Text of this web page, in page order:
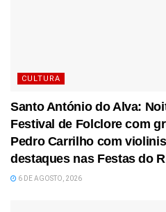
CULTURA
Santo António do Alva:
Festival de Folclore com
Pedro Carrilho com
destaques nas Festas do
6 DE AGOSTO, 2026